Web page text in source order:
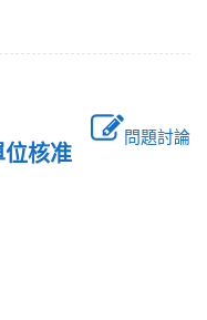
問題討論
位核准